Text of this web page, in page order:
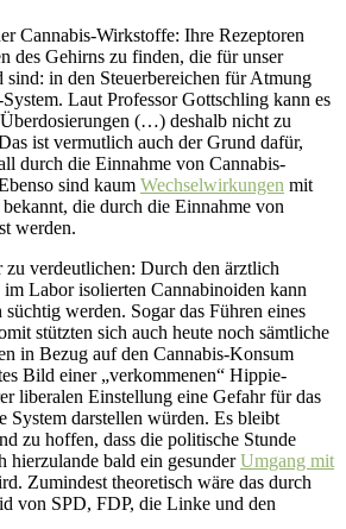
Cannabis-Wirkstoffe: Ihre Rezeptoren
des Gehirns zu finden, die für unser
sind: in den Steuerbereichen für Atmung
Laut Professor Gottschling kann es
(…) deshalb nicht zu
ist vermutlich auch der Grund dafür,
durch die Einnahme von Cannabis-
sind kaum Wechselwirkungen mit
die durch die Einnahme von
werden.
verdeutlichen: Durch den ärztlich
im Labor isolierten Cannabinoiden kann
werden. Sogar das Führen eines
stützten sich auch heute noch sämtliche
in Bezug auf den Cannabis-Konsum
Bild einer „verkommenen“ Hippie-
liberalen Einstellung eine Gefahr für das
System darstellen würden. Es bleibt
zu hoffen, dass die politische Stunde
hierzulande bald ein gesunderUmgang mit
Zumindest theoretisch wäre das durch
von SPD, FDP, die Linke und den